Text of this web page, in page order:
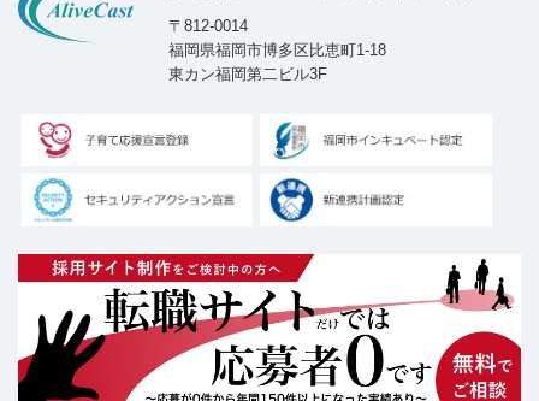
〒812-0014
福岡県福岡市博多区比恵町1-18
東カン福岡第二ビル3F